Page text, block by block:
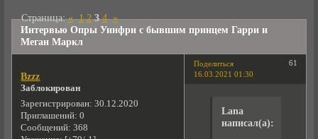
Интервью Опры Уинфри с бывшим принцем Гарри и
Меган Маркл
Страница:« 1 2 3 4 »
Поделиться
61
16.03.2021 01:30
Bzzz
Заблокирован
Зарегистрирован: 30.12.2020
Приглашений: 0
Сообщений: 368
Lana
написал(а):